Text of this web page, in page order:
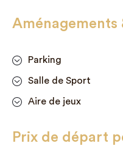
Aménagements
Parking
Salle de Sport
Aire de jeux
Prix de départ